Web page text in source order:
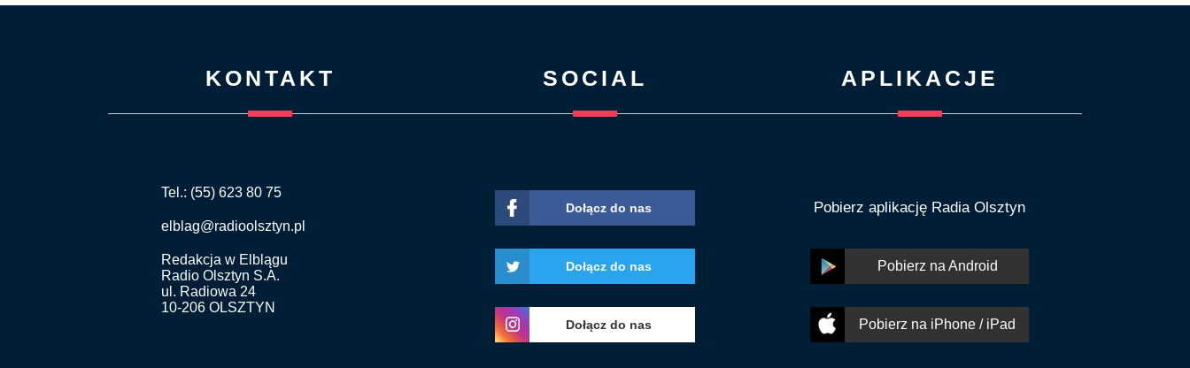
KONTAKT
Tel.: (55) 623 80 75
elblag@radioolsztyn.pl
Redakcja w Elblągu
Radio Olsztyn S.A.
ul. Radiowa 24
10-206 OLSZTYN
SOCIAL
Dołącz do nas
Dołącz do nas
Dołącz do nas
APLIKACJE
Pobierz aplikację Radia Olsztyn
Pobierz na Android
Pobierz na iPhone / iPad